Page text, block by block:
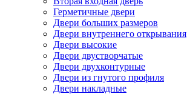
Герметичные двери
Двери больших размеров
Двери внутреннего открывания
Двери высокие
Двери двустворчатые
Двери двухконтурные
Двери из гнутого профиля
Двери накладные